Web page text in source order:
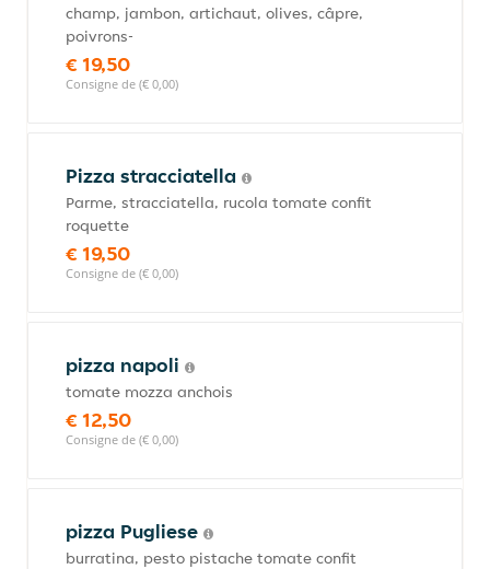
champ, jambon, artichaut, olives, câpre,
poivrons-
€ 19,50
Consigne de (€ 0,00)
Pizza stracciatella
Parme, stracciatella, rucola tomate confit
roquette
€ 19,50
Consigne de (€ 0,00)
pizza napoli
tomate mozza anchois
€ 12,50
Consigne de (€ 0,00)
pizza Pugliese
burratina, pesto pistache tomate confit